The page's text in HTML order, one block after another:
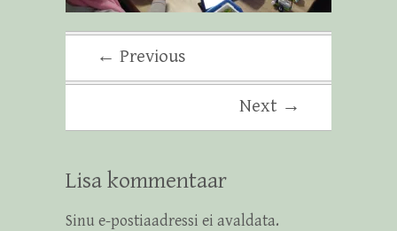
← Previous
Next →
Lisa kommentaar
Sinu e-postiaadressi ei avaldata.